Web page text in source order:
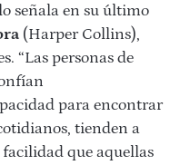
señala en su último
(Harper Collins),
“Las personas de
para encontrar
tienden a
que aquellas